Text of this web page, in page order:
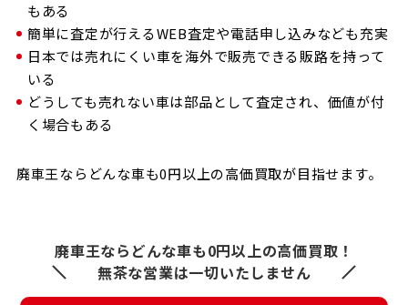
もある
簡単に査定が行えるWEB査定や電話申し込みなども充実
日本では売れにくい車を海外で販売できる販路を持って
いる
どうしても売れない車は部品として査定され、価値が付
く場合もある
廃車王ならどんな車も0円以上の高価買取が目指せます。
廃車王ならどんな車も0円以上の高価買取！
無茶な営業は一切いたしません